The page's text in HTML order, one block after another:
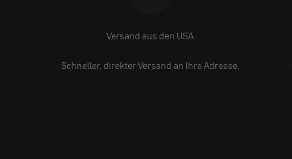
Versand aus den USA
Schneller, direkter Versand an Ihre Adresse.